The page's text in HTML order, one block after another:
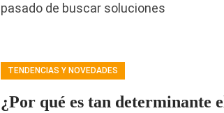
pasado de buscar soluciones
TENDENCIAS Y NOVEDADES
¿Por qué es tan determinante